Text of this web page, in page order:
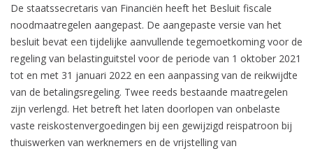
De staatssecretaris van Financiën heeft het Besluit fiscale
noodmaatregelen aangepast. De aangepaste versie van het
besluit bevat een tijdelijke aanvullende tegemoetkoming voor de
regeling van belastinguitstel voor de periode van 1 oktober 2021
tot en met 31 januari 2022 en een aanpassing van de reikwijdte
van de betalingsregeling. Twee reeds bestaande maatregelen
zijn verlengd. Het betreft het laten doorlopen van onbelaste
vaste reiskostenvergoedingen bij een gewijzigd reispatroon bij
thuiswerken van werknemers en de vrijstelling van